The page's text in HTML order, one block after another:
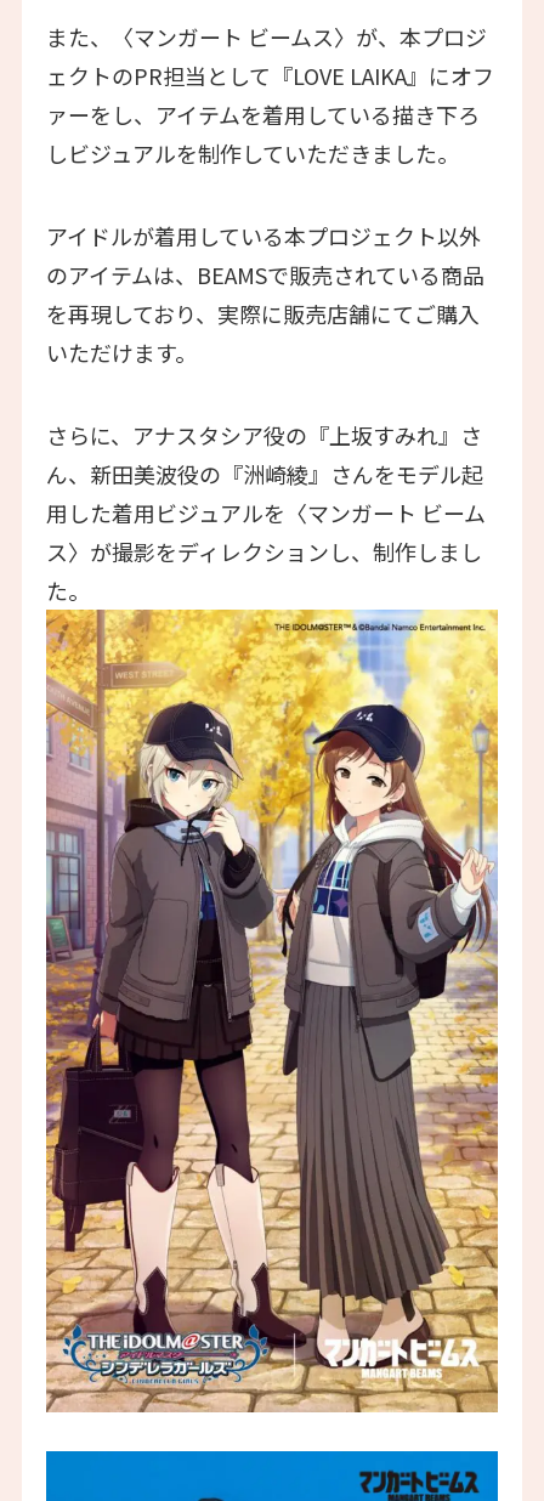
また、〈マンガート ビームス〉が、本プロジ
ェクトのPR担当として『LOVE LAIKA』にオフ
ァーをし、アイテムを着用している描き下ろ
しビジュアルを制作していただきました。
アイドルが着用している本プロジェクト以外
のアイテムは、BEAMSで販売されている商品
を再現しており、実際に販売店舗にてご購入
いただけます。
さらに、アナスタシア役の『上坂すみれ』さ
ん、新田美波役の『洲崎綾』さんをモデル起
用した着用ビジュアルを〈マンガート ビーム
ス〉が撮影をディレクションし、制作しまし
た。